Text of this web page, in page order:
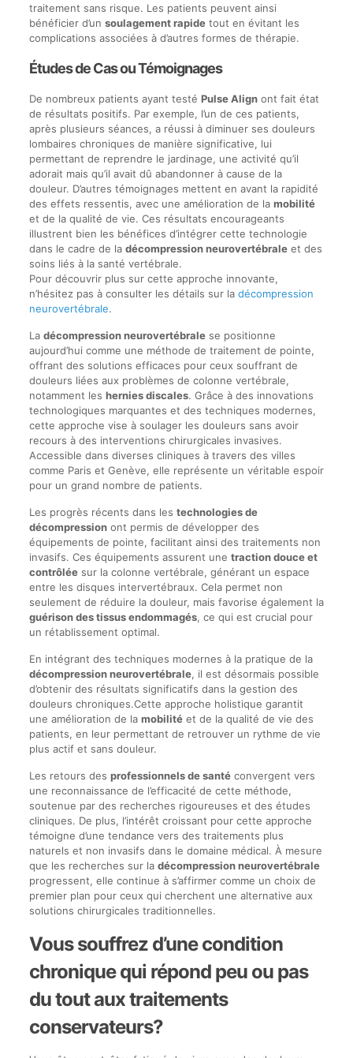
traitement sans risque. Les patients peuvent ainsi
bénéficier d’un soulagement rapidetout en évitant les
complications associées à d’autres formes de thérapie.
Études de Cas ou Témoignages
De nombreux patients ayant testé Pulse Alignont fait état
de résultats positifs. Par exemple, l’un de ces patients,
après plusieurs séances, a réussi à diminuer ses douleurs
lombaires chroniques de manière significative, lui
permettant de reprendre le jardinage, une activité qu’il
adorait mais qu’il avait dû abandonner à cause de la
douleur. D’autres témoignages mettent en avant la rapidité
des effets ressentis, avec une amélioration de la mobilité
et de la qualité de vie. Ces résultats encourageants
illustrent bien les bénéfices d’intégrer cette technologie
dans le cadre de la décompression neurovertébraleet des
soins liés à la santé vertébrale.
Pour découvrir plus sur cette approche innovante,
n’hésitez pas à consulter les détails sur la décompression
neurovertébrale.
La décompression neurovertébralese positionne
aujourd’hui comme une méthode de traitement de pointe,
offrant des solutions efficaces pour ceux souffrant de
douleurs liées aux problèmes de colonne vertébrale,
notamment les hernies discales. Grâce à des innovations
technologiques marquantes et des techniques modernes,
cette approche vise à soulager les douleurs sans avoir
recours à des interventions chirurgicales invasives.
Accessible dans diverses cliniques à travers des villes
comme Paris et Genève, elle représente un véritable espoir
pour un grand nombre de patients.
Les progrès récents dans les technologies de
décompressionont permis de développer des
équipements de pointe, facilitant ainsi des traitements non
invasifs. Ces équipements assurent une traction douce et
contrôléesur la colonne vertébrale, générant un espace
entre les disques intervertébraux. Cela permet non
seulement de réduire la douleur, mais favorise également la
guérison des tissus endommagés, ce qui est crucial pour
un rétablissement optimal.
En intégrant des techniques modernes à la pratique de la
décompression neurovertébrale, il est désormais possible
d’obtenir des résultats significatifs dans la gestion des
douleurs chroniques.Cette approche holistique garantit
une amélioration de la mobilitéet de la qualité de vie des
patients, en leur permettant de retrouver un rythme de vie
plus actif et sans douleur.
Les retours des professionnels de santéconvergent vers
une reconnaissance de l’efficacité de cette méthode,
soutenue par des recherches rigoureuses et des études
cliniques. De plus, l’intérêt croissant pour cette approche
témoigne d’une tendance vers des traitements plus
naturels et non invasifs dans le domaine médical. À mesure
que les recherches sur la décompression neurovertébrale
progressent, elle continue à s’affirmer comme un choix de
premier plan pour ceux qui cherchent une alternative aux
solutions chirurgicales traditionnelles.
Vous souffrez d’une condition
chronique qui répond peu ou pas
du tout aux traitements
conservateurs?